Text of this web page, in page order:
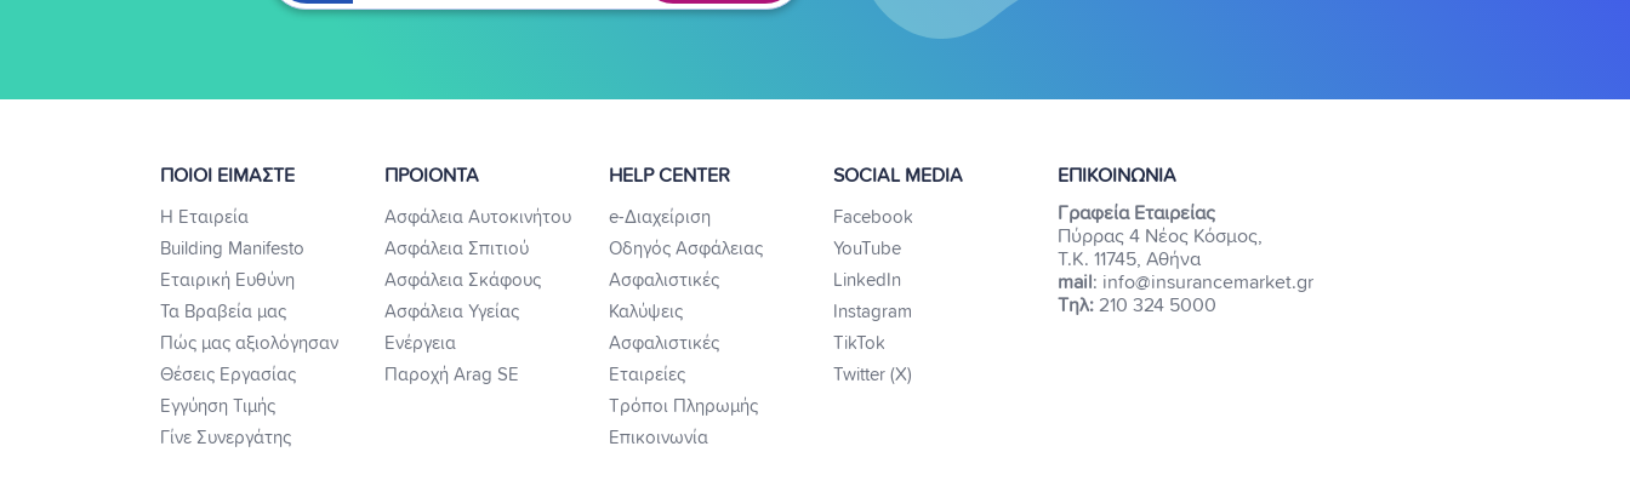
ΠΟΙΟΙ ΕΙΜΑΣΤΕ
Η Εταιρεία
Building Manifesto
Εταιρική Ευθύνη
Τα Βραβεία μας
Πώς μας αξιολόγησαν
Θέσεις Εργασίας
Εγγύηση Τιμής
Γίνε Συνεργάτης
ΠΡΟΙΟΝΤΑ
Ασφάλεια Αυτοκινήτου
Ασφάλεια Σπιτιού
Ασφάλεια Σκάφους
Ασφάλεια Υγείας
Ενέργεια
Παροχή Arag SE
HELP CENTER
e-Διαχείριση
Οδηγός Ασφάλειας
Ασφαλιστικές
Καλύψεις
Ασφαλιστικές
Εταιρείες
Τρόποι Πληρωμής
Επικοινωνία
SOCIAL MEDIA
Facebook
YouTube
LinkedIn
Instagram
TikTok
Twitter (X)
ΕΠΙΚΟΙΝΩΝΙΑ
Γραφεία Εταιρείας
Πύρρας 4 Νέος Κόσμος,
Τ.Κ. 11745, Αθήνα
mail : info@insurancemarket.gr
Τηλ: 210 324 5000